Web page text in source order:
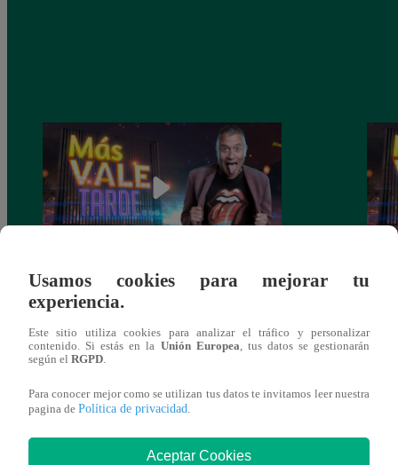
Más vale tarde – Miércoles 21 de julio del
2021 – Programa completo
Más
También te puede
Usamos cookies para mejorar tu
experiencia.
Este sitio utiliza cookies para analizar el tráfico y personalizar
contenido. Si estás en la Unión Europea , tus datos se gestionarán
según el RGPD
Para conocer mejor como se utilizan tus datos te invitamos leer nuestra
pagina de Política de privacidad
Aceptar Cookies